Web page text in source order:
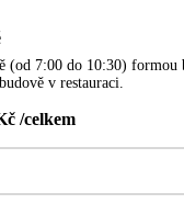
(od 7:00 do 10:30) formou
v restauraci.
/celkem